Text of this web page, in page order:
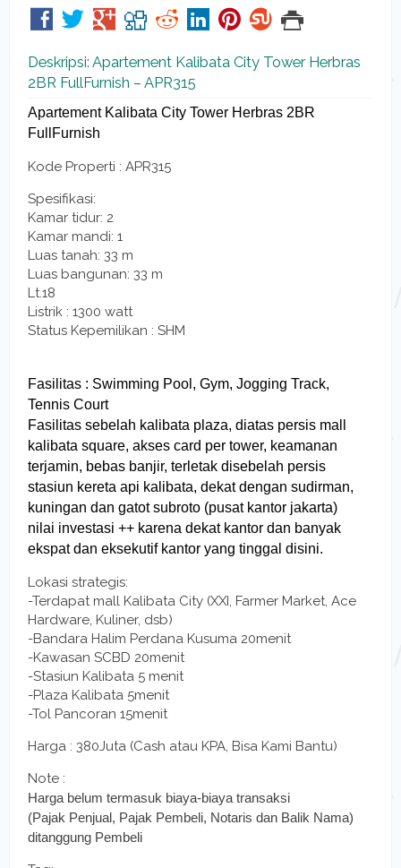
Deskripsi: Apartement Kalibata City Tower Herbras
2BR FullFurnish – APR315
Apartement Kalibata City Tower Herbras 2BR
FullFurnish
Kode Properti : APR315
Spesifikasi:
Kamar tidur: 2
Kamar mandi: 1
Luas tanah: 33 m
Luas bangunan: 33 m
Lt.18
Listrik : 1300 watt
Status Kepemilikan : SHM
Fasilitas : Swimming Pool, Gym, Jogging Track,
Tennis Court
Fasilitas sebelah kalibata plaza, diatas persis mall
kalibata square, akses card per tower, keamanan
terjamin, bebas banjir, terletak disebelah persis
stasiun kereta api kalibata, dekat dengan sudirman,
kuningan dan gatot subroto (pusat kantor jakarta)
nilai investasi ++ karena dekat kantor dan banyak
ekspat dan eksekutif kantor yang tinggal disini.
Lokasi strategis:
-Terdapat mall Kalibata City (XXI, Farmer Market, Ace
Hardware, Kuliner, dsb)
-Bandara Halim Perdana Kusuma 20menit
-Kawasan SCBD 20menit
-Stasiun Kalibata 5 menit
-Plaza Kalibata 5menit
-Tol Pancoran 15menit
Harga : 380Juta (Cash atau KPA, Bisa Kami Bantu)
Note :
Harga belum termasuk biaya-biaya transaksi
(Pajak Penjual, Pajak Pembeli, Notaris dan Balik Nama)
ditanggung Pembeli